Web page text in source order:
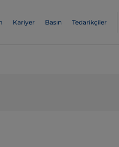
Kariyer Basın Tedarikçiler